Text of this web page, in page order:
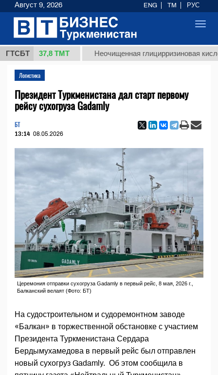
ГТСБТ
37,8 ТМТ Неочищенная глицирризиновая кислота
Логистика
Президент Туркменистана дал старт первому
рейсу сухогруза Gadamly
БТ
13:14 08.05.2026
Церемония отправки сухогруза Gadamly в первый рейс, 8 мая, 2026 г.,
Балканский велаят (Фото: БТ)
На судостроительном и судоремонтном заводе
«Балкан» в торжественной обстановке с участием
Президента Туркменистана Сердара
Бердымухамедова в первый рейс был отправлен
новый сухогруз Gadamly. Об этом сообщила в
Август 9, 2026 ENG TM РУС